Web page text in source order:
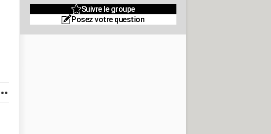
Suivre le groupe
Posez votre question